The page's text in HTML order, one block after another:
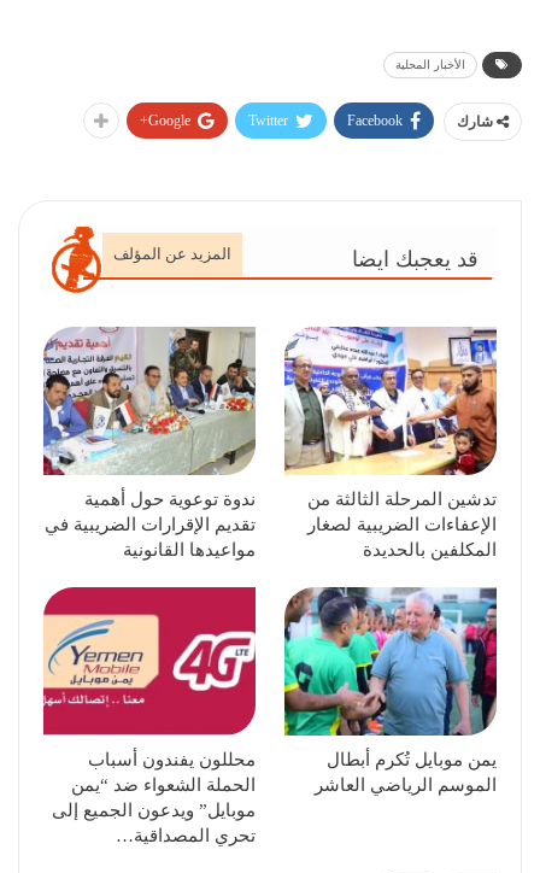
الأخبار المحلية
شارك Facebook
Twitter
Google+
قد يعجبك ايضا المزيد عن المؤلف
تدشين المرحلة الثالثة من
الإعفاءات الضريبية لصغار
المكلفين بالحديدة
ندوة توعوية حول أهمية
تقديم الإقرارات الضريبية في
مواعيدها القانونية
يمن موبايل تُكرم أبطال
الموسم الرياضي العاشر
محللون يفندون أسباب
الحملة الشعواء ضد “يمن
موبايل” ويدعون الجميع إلى
تحري المصداقية…